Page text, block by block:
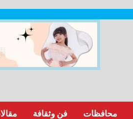
فن وثقافة محافظات